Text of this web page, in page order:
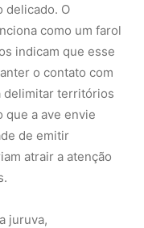
delicado. O
como um farol
indicam que esse
o contato com
delimitar territórios
a ave envie
de emitir
atrair a atenção
juruva,